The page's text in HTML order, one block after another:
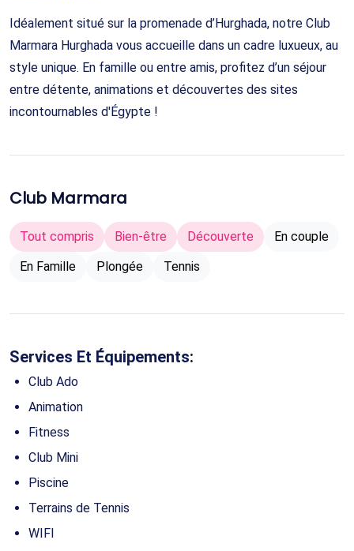
Idéalement situé sur la promenade d’Hurghada, notre Club
Marmara Hurghada vous accueille dans un cadre luxueux, au
style unique. En famille ou entre amis, profitez d’un séjour
entre détente, animations et découvertes des sites
incontournables d'Égypte !
Club Marmara
Tout compris Bien-être Découverte
En couple
En Famille
Plongée Tennis
Services Et Équipements:
Club Ado
Animation
Fitness
Club Mini
Piscine
Terrains de Tennis
WIFI